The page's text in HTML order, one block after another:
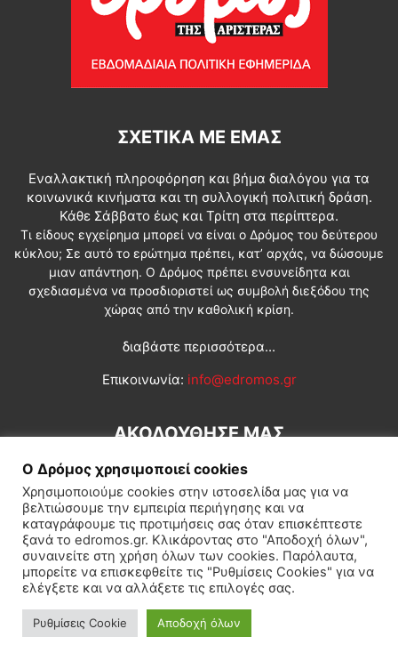
ΣΧΕΤΙΚΆ ΜΕ ΕΜΆΣ
Εναλλακτική πληροφόρηση και βήμα διαλόγου για τα
κοινωνικά κινήματα και τη συλλογική πολιτική δράση.
Κάθε Σάββατο έως και Τρίτη στα περίπτερα.
Τι είδους εγχείρημα μπορεί να είναι ο Δρόμος του δεύτερου
κύκλου; Σε αυτό το ερώτημα πρέπει, κατ’ αρχάς, να δώσουμε
μιαν απάντηση. Ο Δρόμος πρέπει ενσυνείδητα και
σχεδιασμένα να προσδιοριστεί ως συμβολή διεξόδου της
χώρας από την καθολική κρίση.
διαβάστε περισσότερα...
Επικοινωνία: info@edromos.gr
ΑΚΟΛΟΥΘΗΣΕ ΜΑΣ
Εγγραφή συνδρομητή Πολιτική Διεθνή Κοινωνία
Πολιτισμός Αφιερώματα
© Δρόμος της Αριστεράς
Ο Δρόμος χρησιμοποιεί cookies
Χρησιμοποιούμε cookies στην ιστοσελίδα μας για να
βελτιώσουμε την εμπειρία περιήγησης και να
καταγράφουμε τις προτιμήσεις σας όταν επισκέπτεστε
ξανά το edromos.gr. Κλικάροντας στο "Αποδοχή όλων",
συναινείτε στη χρήση όλων των cookies. Παρόλαυτα,
μπορείτε να επισκεφθείτε τις "Ρυθμίσεις Cookies" για να
ελέγξετε και να αλλάξετε τις επιλογές σας.
Ρυθμίσεις Cookie Αποδοχή όλων